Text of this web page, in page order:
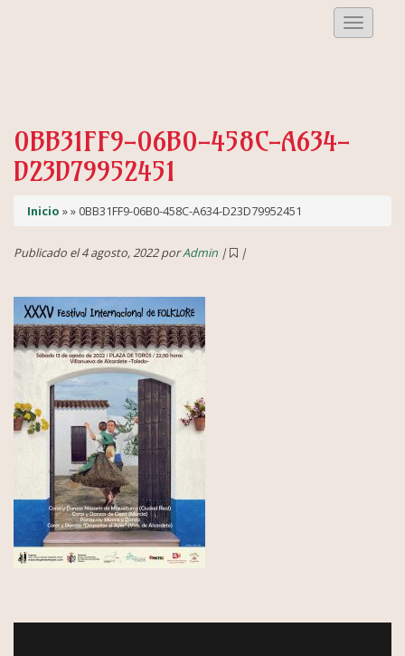
Menu
0BB31FF9-06B0-458C-A634-
D23D79952451
Inicio » » 0BB31FF9-06B0-458C-A634-D23D79952451
Publicado el 4 agosto, 2022 porAdmin | |